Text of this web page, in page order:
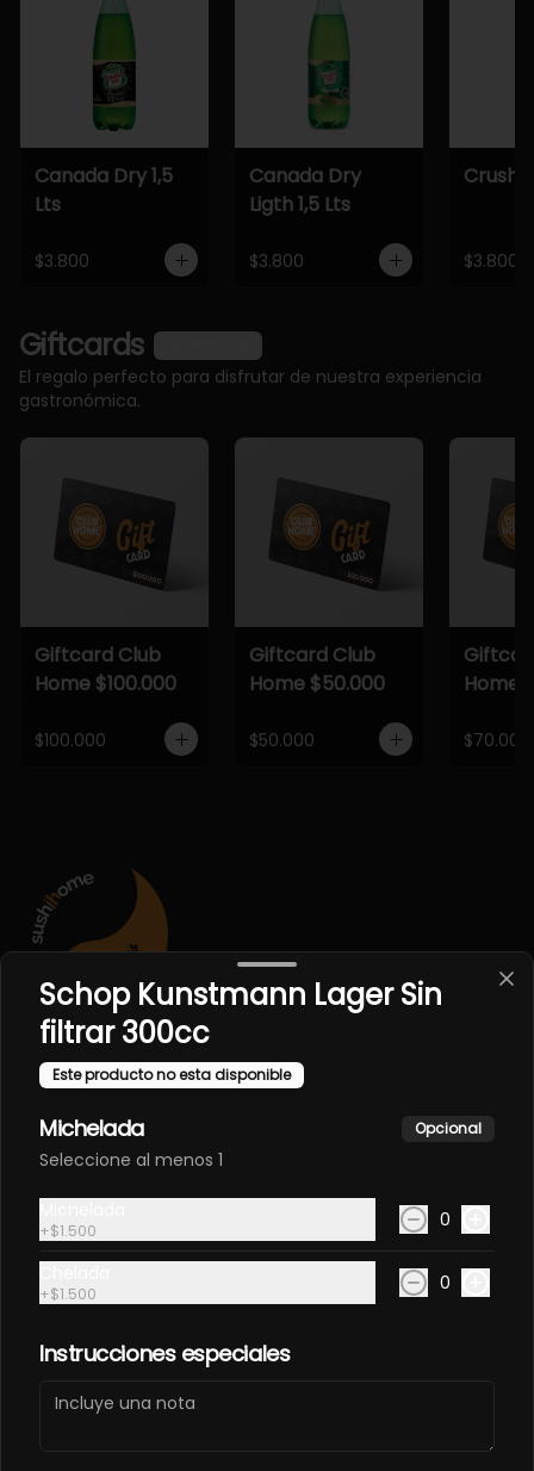
Canada Dry 1,5
Lts
$3.800
Canada Dry
Ligth 1,5 Lts
$3.800
Crush
$3.800
Giftcards
El regalo perfecto para disfrutar de nuestra experiencia
gastronómica.
Giftcard Club
Home $100.000
$100.000
Giftcard Club
Home $50.000
$50.000
Home
$70.000
Conócenos
Términos y condiciones
Política de privacidad
Redes sociales
Facebook
Mi cuenta
Schop Kunstmann Lager Sin
filtrar 300cc
Este producto no esta disponible
Michelada Opcional
Seleccione al menos 1
+$1.500 0
+$1.500 0
Instrucciones especiales